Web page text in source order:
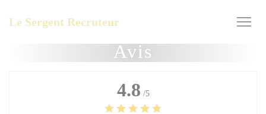
Le Sergent Recruteur
Avis
4.8 /5